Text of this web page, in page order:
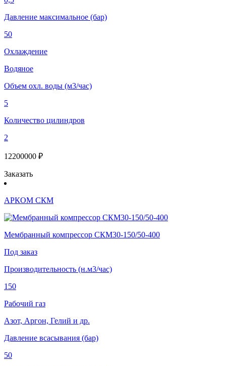
Давление максимальное (бар)
50
Охлаждение
Водяное
Объем охл. воды (м3/час)
5
Количество цилиндров
2
12200000 ₽
Заказать
АРКОМ СКМ
Мембранный компрессор СКМ30-150/50-400
Под заказ
Производительность (н.м3/час)
150
Рабочий газ
Азот, Аргон, Гелий и др.
Давление всасывания (бар)
50